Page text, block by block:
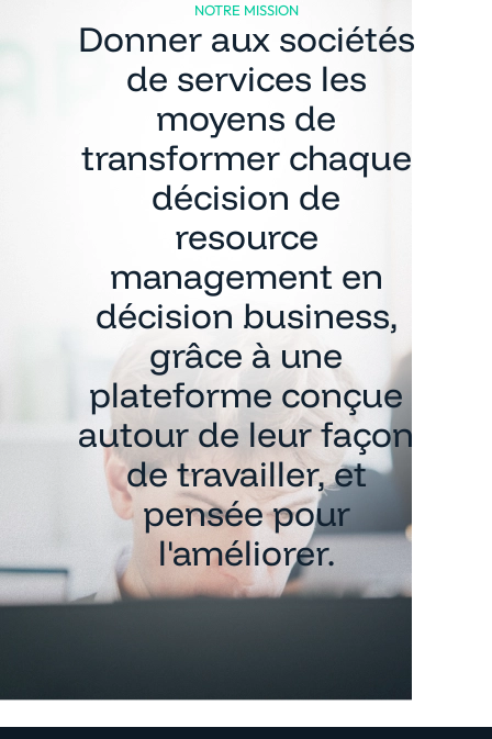
NOTRE MISSION
Donner aux sociétés
de services les
moyens de
transformer chaque
décision de
resource
management en
décision business,
grâce à une
plateforme conçue
autour de leur façon
de travailler, et
pensée pour
l'améliorer.